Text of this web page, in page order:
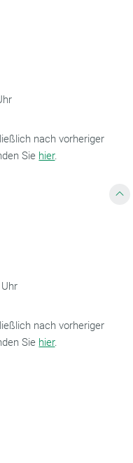
nach vorheriger
Sie hier.
nach vorheriger
Sie hier.